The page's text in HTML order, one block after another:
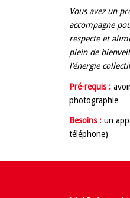
Vous avez un
accompagne
respecte et
plein de
l’énergie
Pré-requis :
photographie
Besoins : un
téléphone)